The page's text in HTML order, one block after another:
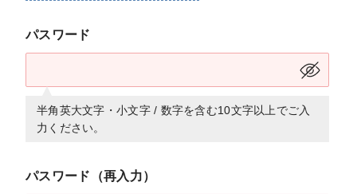
パスワード
半角英大文字・小文字 / 数字を含む10文字以上でご入
力ください。
パスワード（再入力）